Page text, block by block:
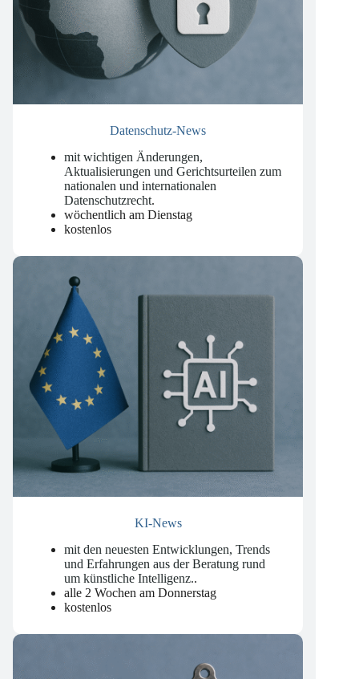
Datenschutz-News
mit wichtigen Änderungen,
Aktualisierungen und Gerichtsurteilen zum
nationalen und internationalen
Datenschutzrecht.
wöchentlich am Dienstag
mit den neuesten Entwicklungen, Trends
und Erfahrungen aus der Beratung rund
um künstliche Intelligenz..
alle 2 Wochen am Donnerstag